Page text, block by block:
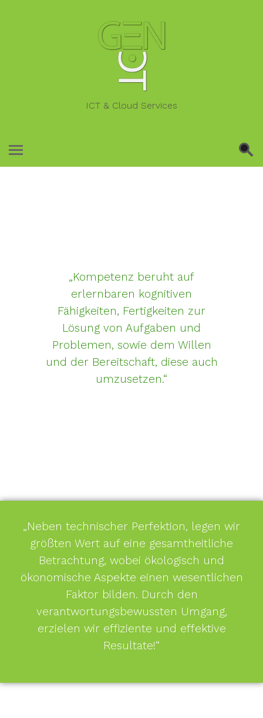
ICT & Cloud Services
„Kompetenz beruht auf
erlernbaren kognitiven
Fähigkeiten, Fertigkeiten zur
Lösung von Aufgaben und
Problemen, sowie dem Willen
und der Bereitschaft, diese auch
umzusetzen.“
„Neben technischer Perfektion, legen wir
größten Wert auf eine gesamtheitliche
Betrachtung, wobei ökologisch und
ökonomische Aspekte einen wesentlichen
Faktor bilden. Durch den
verantwortungsbewussten Umgang,
erzielen wir effiziente und effektive
Resultate!“